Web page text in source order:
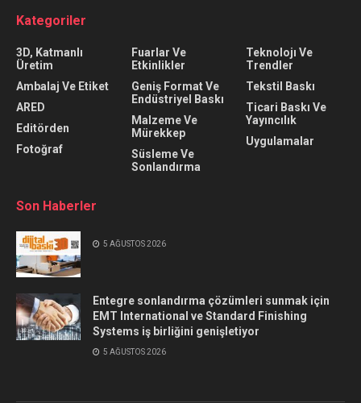
Kategoriler
3D, Katmanlı
Üretim
Ambalaj Ve Etiket
ARED
Editörden
Fotoğraf
Fuarlar Ve
Etkinlikler
Geniş Format Ve
Endüstriyel Baskı
Malzeme Ve
Mürekkep
Süsleme Ve
Sonlandırma
Teknolojı Ve
Trendler
Tekstil Baskı
Ticari Baskı Ve
Yayıncılık
Uygulamalar
Son Haberler
5 AĞUSTOS 2026
Entegre sonlandırma çözümleri sunmak için
EMT International ve Standard Finishing
Systems iş birliğini genişletiyor
5 AĞUSTOS 2026